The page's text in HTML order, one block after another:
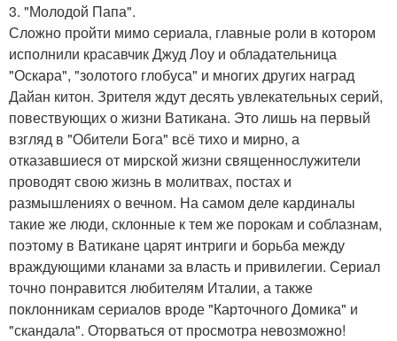
3. "Молодой Папа".
Сложно пройти мимо сериала, главные роли в котором
исполнили красавчик Джуд Лоу и обладательница
"Оскара", "золотого глобуса" и многих других наград
Дайан китон. Зрителя ждут десять увлекательных серий,
повествующих о жизни Ватикана. Это лишь на первый
взгляд в "Обители Бога" всё тихо и мирно, а
отказавшиеся от мирской жизни священнослужители
проводят свою жизнь в молитвах, постах и
размышлениях о вечном. На самом деле кардиналы
такие же люди, склонные к тем же порокам и соблазнам,
поэтому в Ватикане царят интриги и борьба между
враждующими кланами за власть и привилегии. Сериал
точно понравится любителям Италии, а также
поклонникам сериалов вроде "Карточного Домика" и
"скандала". Оторваться от просмотра невозможно!